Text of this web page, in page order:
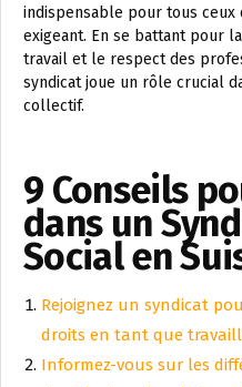
indispensable pour tous ceux
exigeant. En se battant pour
travail et le respect des
syndicat joue un rôle crucial
collectif.
9 Conseils
dans un
Social en
Rejoignez un syndicat
droits en tant que
Informez-vous sur les